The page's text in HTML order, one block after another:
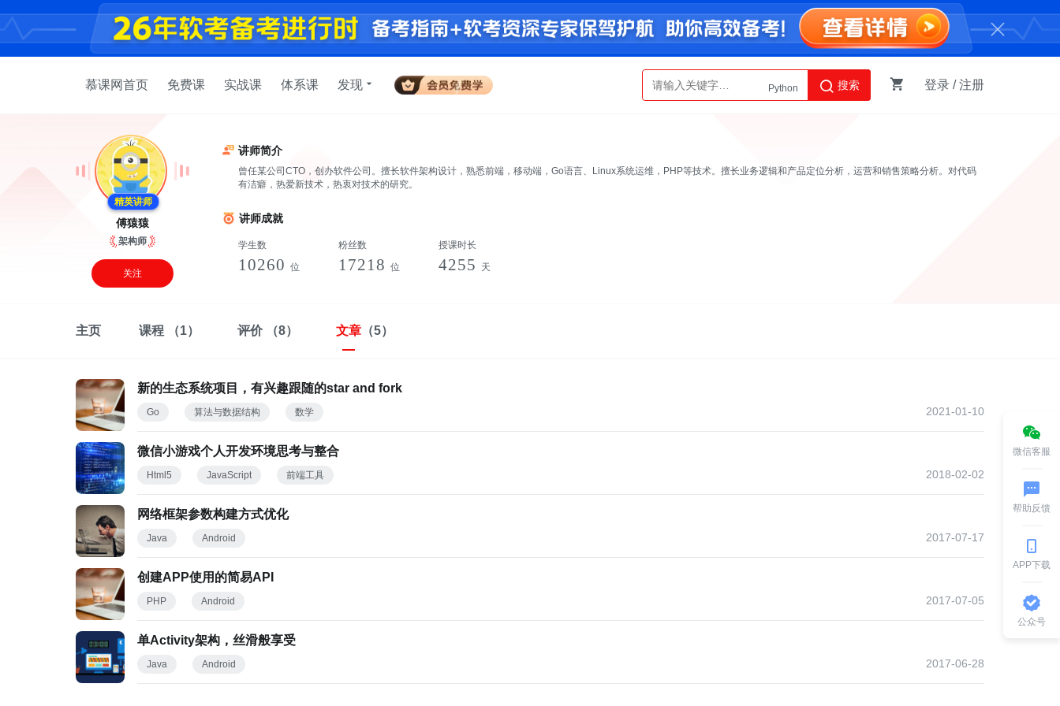
慕课网首页 免费课 实战课 体系课 发现
Python
AI智能体
搜索 登录 /注册
精英讲师
傅猿猿
架构师
关注
讲师简介
曾任某公司CTO，创办软件公司。擅长软件架构设计，熟悉前端，移动端，Go语言、Linux系统运维，PHP等技术。擅长业务逻辑和产品定位分析，运营和销售策略分析。对代码
有洁癖，热爱新技术，热衷对技术的研究。
讲师成就
学生数
10260 位
粉丝数
17218 位
授课时长
4255 天
主页 课程 （1） 评价 （8） 文章 （5）
新的生态系统项目，有兴趣跟随的star and fork
Go 算法与数据结构 数学 2021-01-10
微信小游戏个人开发环境思考与整合
Html5 JavaScript 前端工具 2018-02-02
网络框架参数构建方式优化
Java Android 2017-07-17
创建APP使用的简易API
PHP Android 2017-07-05
单Activity架构，丝滑般享受
Java Android 2017-06-28
微信客服
帮助反馈
APP下载
公众号